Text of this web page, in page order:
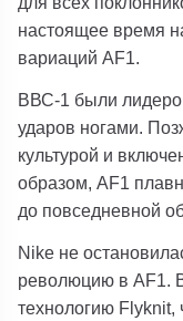
настоящее время
вариаций AF1.
ВВС-1 были
ударов ногами.
культурой и
образом, AF1
до повседневной
Nike не
революцию в AF1.
технологию Flyknit,